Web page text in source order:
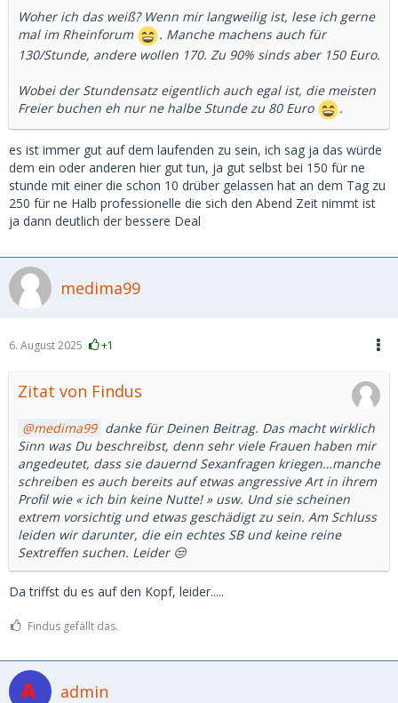
Woher ich das weiß? Wenn mir langweilig ist, lese ich gerne
mal im Rheinforum
. Manche machens auch für
130/Stunde, andere wollen 170. Zu 90% sinds aber 150 Euro.
Wobei der Stundensatz eigentlich auch egal ist, die meisten
Freier buchen eh nur ne halbe Stunde zu 80 Euro
.
es ist immer gut auf dem laufenden zu sein, ich sag ja das würde
dem ein oder anderen hier gut tun, ja gut selbst bei 150 für ne
stunde mit einer die schon 10 drüber gelassen hat an dem Tag zu
250 für ne Halb professionelle die sich den Abend Zeit nimmt ist
ja dann deutlich der bessere Deal
medima99
6. August 2025 +1
Zitat von Findus
medima99 danke für Deinen Beitrag. Das macht wirklich
Sinn was Du beschreibst, denn sehr viele Frauen haben mir
angedeutet, dass sie dauernd Sexanfragen kriegen…manche
schreiben es auch bereits auf etwas angressive Art in ihrem
Profil wie « ich bin keine Nutte! » usw. Und sie scheinen
extrem vorsichtig und etwas geschädigt zu sein. Am Schluss
leiden wir darunter, die ein echtes SB und keine reine
Sextreffen suchen. Leider 😒
Da triffst du es auf den Kopf, leider.....
Findus gefällt das.
admin